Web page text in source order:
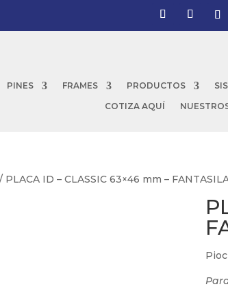
PINES FRAMES PRODUCTOS
COTIZA AQUÍ
/ PLACA ID – CLASSIC 63×46 mm –